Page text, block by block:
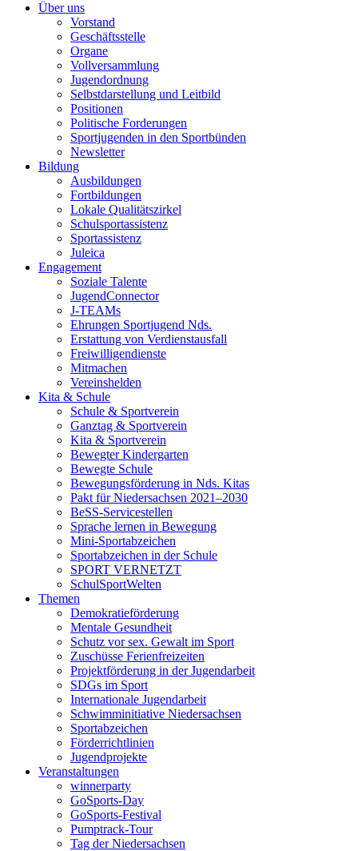
Über uns
Vorstand
Geschäftsstelle
Organe
Vollversammlung
Jugendordnung
Selbstdarstellung und Leitbild
Positionen
Politische Forderungen
Sportjugenden in den Sportbünden
Newsletter
Bildung
Ausbildungen
Fortbildungen
Lokale Qualitätszirkel
Schulsportassistenz
Sportassistenz
Juleica
Engagement
Soziale Talente
JugendConnector
J-TEAMs
Ehrungen Sportjugend Nds.
Erstattung von Verdienstausfall
Freiwilligendienste
Mitmachen
Vereinshelden
Kita & Schule
Schule & Sportverein
Ganztag & Sportverein
Kita & Sportverein
Bewegter Kindergarten
Bewegte Schule
Bewegungsförderung in Nds. Kitas
Pakt für Niedersachsen 2021–2030
BeSS-Servicestellen
Sprache lernen in Bewegung
Mini-Sportabzeichen
Sportabzeichen in der Schule
SPORT VERNETZT
SchulSportWelten
Themen
Demokratieförderung
Mentale Gesundheit
Schutz vor sex. Gewalt im Sport
Zuschüsse Ferienfreizeiten
Projektförderung in der Jugendarbeit
SDGs im Sport
Internationale Jugendarbeit
Schwimminitiative Niedersachsen
Sportabzeichen
Förderrichtlinien
Jugendprojekte
Veranstaltungen
winnerparty
GoSports-Day
GoSports-Festival
Pumptrack-Tour
Tag der Niedersachsen